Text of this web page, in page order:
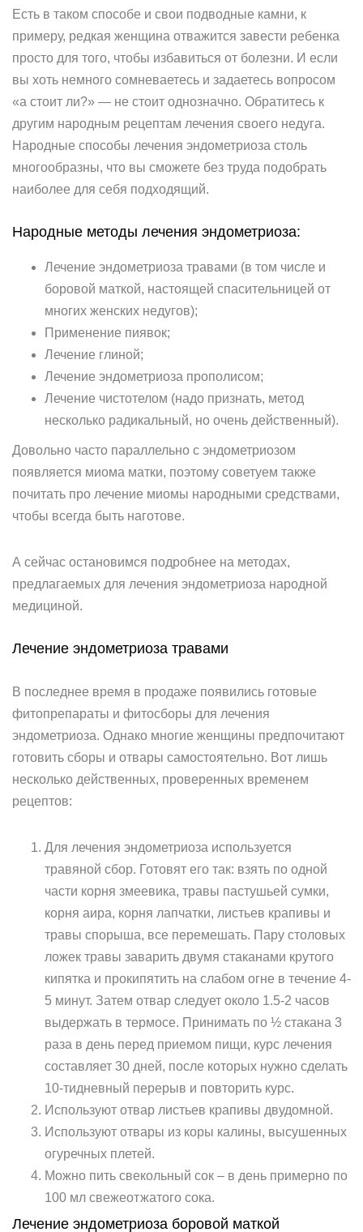
Есть в таком способе и свои подводные камни, к
примеру, редкая женщина отважится завести ребенка
просто для того, чтобы избавиться от болезни. И если
вы хоть немного сомневаетесь и задаетесь вопросом
«а стоит ли?» — не стоит однозначно. Обратитесь к
другим народным рецептам лечения своего недуга.
Народные способы лечения эндометриоза столь
многообразны, что вы сможете без труда подобрать
наиболее для себя подходящий.
Народные методы лечения эндометриоза:
Лечение эндометриоза травами (в том числе и
боровой маткой, настоящей спасительницей от
многих женских недугов);
Применение пиявок;
Лечение глиной;
Лечение эндометриоза прополисом;
Лечение чистотелом (надо признать, метод
несколько радикальный, но очень действенный).
Довольно часто параллельно с эндометриозом
появляется миома матки, поэтому советуем также
почитать про лечение миомы народными средствами,
чтобы всегда быть наготове.
А сейчас остановимся подробнее на методах,
предлагаемых для лечения эндометриоза народной
медициной.
Лечение эндометриоза травами
В последнее время в продаже появились готовые
фитопрепараты и фитосборы для лечения
эндометриоза. Однако многие женщины предпочитают
готовить сборы и отвары самостоятельно. Вот лишь
несколько действенных, проверенных временем
рецептов:
Для лечения эндометриоза используется
травяной сбор. Готовят его так: взять по одной
части корня змеевика, травы пастушьей сумки,
корня аира, корня лапчатки, листьев крапивы и
травы спорыша, все перемешать. Пару столовых
ложек травы заварить двумя стаканами крутого
кипятка и прокипятить на слабом огне в течение 4-
5 минут. Затем отвар следует около 1.5-2 часов
выдержать в термосе. Принимать по ½ стакана 3
раза в день перед приемом пищи, курс лечения
составляет 30 дней, после которых нужно сделать
10-тидневный перерыв и повторить курс.
Используют отвар листьев крапивы двудомной.
Используют отвары из коры калины, высушенных
огуречных плетей.
Можно пить свекольный сок – в день примерно по
100 мл свежеотжатого сока.
Лечение эндометриоза боровой маткой